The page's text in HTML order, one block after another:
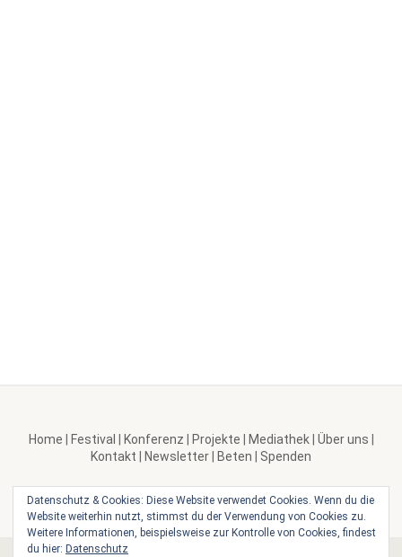
Home Festival Konferenz Projekte Mediathek| Über uns
Kontakt
Newsletter Beten Spenden
Datenschutz & Cookies: Diese Website verwendet Cookies. Wenn du die
Website weiterhin nutzt, stimmst du der Verwendung von Cookies zu.
Weitere Informationen, beispielsweise zur Kontrolle von Cookies, findest
du hier: Datenschutz